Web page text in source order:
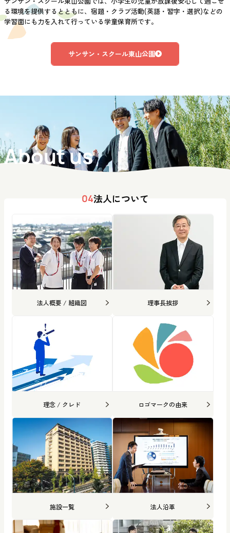
る環境を提供するとともに、宿題・クラブ活動(英語・習字・選択)などの
学習面にも力を入れて行っている学童保育所です。
サンサン・スクール東山公園
About us
04法人について
法人概要 / 組織図 理事長挨拶
理念 / クレド ロゴマークの由来
施設一覧 法人沿革